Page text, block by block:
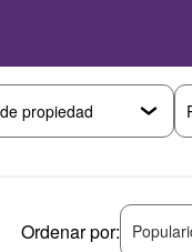
Ordenar por: